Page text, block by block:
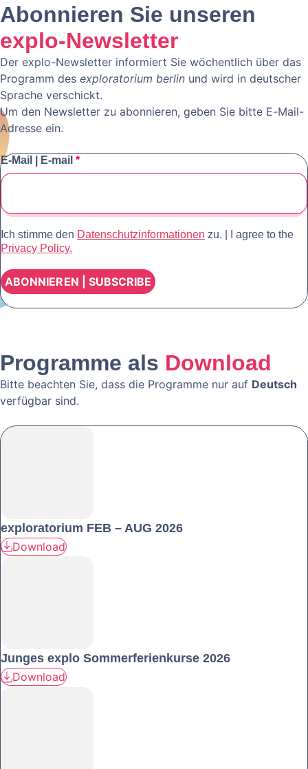
Abonnieren Sie unseren
explo-Newsletter
Der explo-Newsletter informiert Sie wöchentlich über das
Programm des exploratorium berlin und wird in deutscher
Sprache verschickt.
Um den Newsletter zu abonnieren, geben Sie bitte E-Mail-
Adresse ein.
E-Mail | E-mail *
Ich stimme den Datenschutzinformationen zu. | I agree to the
Privacy Policy.
Programme als Download
Bitte beachten Sie, dass die Programme nur auf Deutsch
verfügbar sind.
exploratorium FEB – AUG 2026
Download
Junges explo Sommerferienkurse 2026
Download